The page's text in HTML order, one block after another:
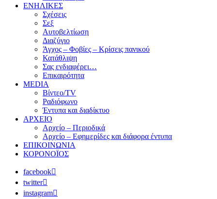
ΕΝΗΛΙΚΕΣ
Σχέσεις
Σεξ
Αυτοβελτίωση
Διαζύγιο
Άγχος – Φοβίες – Κρίσεις πανικού
Κατάθλιψη
Σας ενδιαφέρει…
Επικαιρότητα
MEDIA
Βίντεο/TV
Ραδιόφωνο
Έντυπα και διαδίκτυο
ΑΡΧΕΙΟ
Αρχείο – Περιοδικά
Αρχείο – Εφημερίδες και διάφορα έντυπα
ΕΠΙΚΟΙΝΩΝΙΑ
ΚΟΡΟΝΟΪΟΣ
facebook
twitter
instagram